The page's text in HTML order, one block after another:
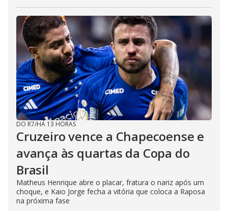
DO R7/HÁ 13 HORAS
Cruzeiro vence a Chapecoense e
avança às quartas da Copa do
Brasil
Matheus Henrique abre o placar, fratura o nariz após um
choque, e Kaio Jorge fecha a vitória que coloca a Raposa
na próxima fase